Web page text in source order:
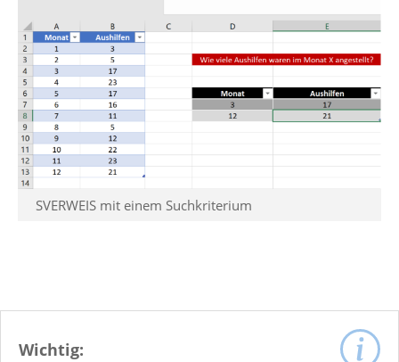
SVERWEIS mit einem Suchkriterium
Wichtig: